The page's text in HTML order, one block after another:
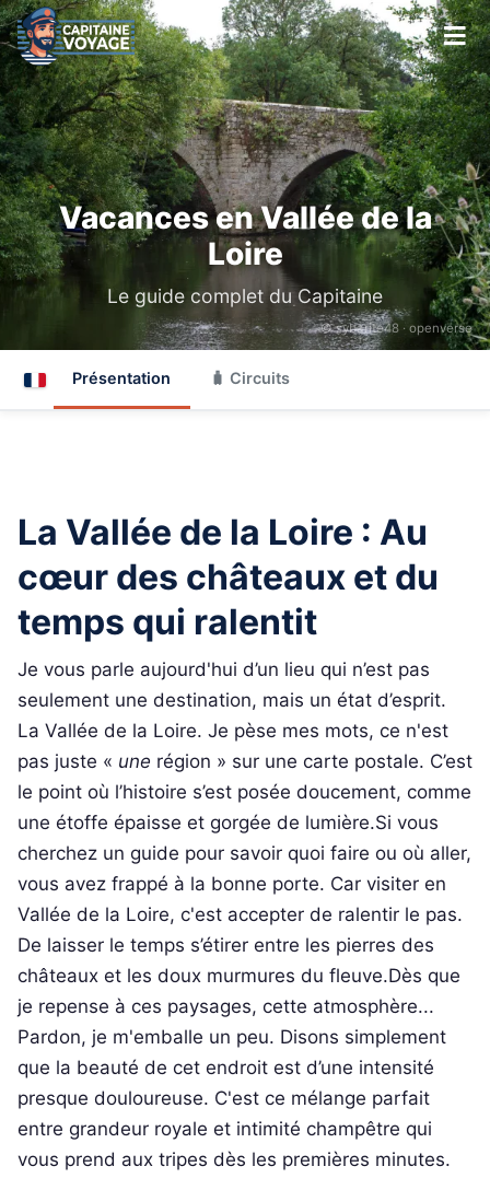
Vacances en Vallée de la
Loire
Le guide complet du Capitaine
© sybarite48 · openverse
Présentation 🧳 Circuits
La Vallée de la Loire : Au
cœur des châteaux et du
temps qui ralentit
Je vous parle aujourd'hui d’un lieu qui n’est pas
seulement une destination, mais un état d’esprit.
La Vallée de la Loire. Je pèse mes mots, ce n'est
pas juste « une région » sur une carte postale. C’est
le point où l’histoire s’est posée doucement, comme
une étoffe épaisse et gorgée de lumière.Si vous
cherchez un guide pour savoir quoi faire ou où aller,
vous avez frappé à la bonne porte. Car visiter en
Vallée de la Loire, c'est accepter de ralentir le pas.
De laisser le temps s’étirer entre les pierres des
châteaux et les doux murmures du fleuve.Dès que
je repense à ces paysages, cette atmosphère...
Pardon, je m'emballe un peu. Disons simplement
que la beauté de cet endroit est d’une intensité
presque douloureuse. C'est ce mélange parfait
entre grandeur royale et intimité champêtre qui
vous prend aux tripes dès les premières minutes.